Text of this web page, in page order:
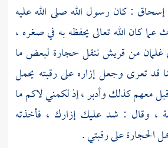
إسحاق : كان رسول الله صلى الله عليه
كان الله تعالى يحفظه به في صغره ،
منقريشننقل حجارة لبعض ما
قد تعرى وجعل إزاره على رقبته يحمل
معهم كذلك وأدبر ، إذ لكمني لاكم ما
، وقال : شد عليك إزارك ، فأخذته
الحجارة على رقبتي .